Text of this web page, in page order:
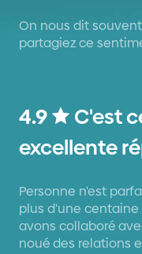
On nous dit
partagiez ce
4.9
C'est
excellente
Personne n'est
plus d'une
avons collaboré
noué des relations